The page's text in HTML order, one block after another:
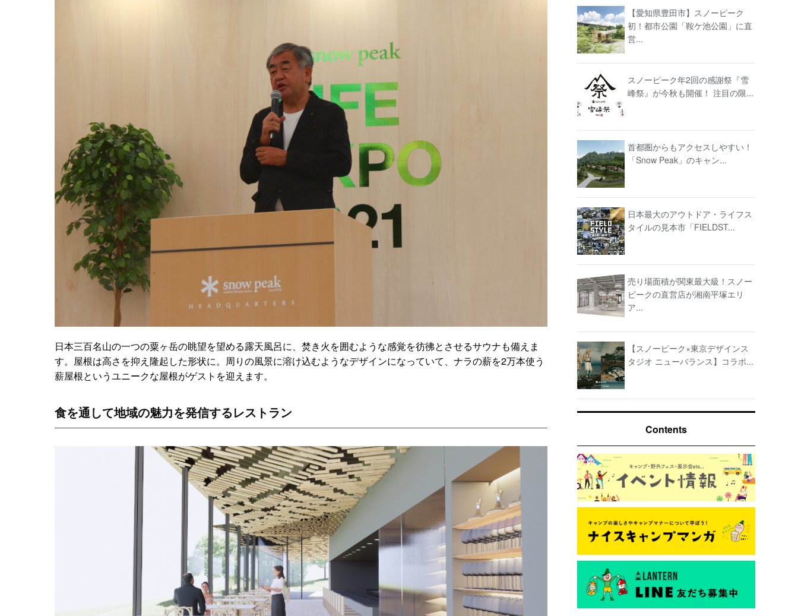
日本三百名山の一つの粟ヶ岳の眺望を望める露天風呂に、焚き火を囲むような感覚を彷彿とさせるサウナも備えま
す。屋根は高さを抑え隆起した形状に。周りの風景に溶け込むようなデザインになっていて、ナラの薪を2万本使う
薪屋根というユニークな屋根がゲストを迎えます。
食を通して地域の魅力を発信するレストラン
【愛知県豊田市】スノーピーク
初！都市公園「鞍ケ池公園」に直
営...
スノーピーク年2回の感謝祭『雪
峰祭』が今秋も開催！ 注目の限...
首都圏からもアクセスしやすい！
「Snow Peak」のキャン...
日本最大のアウトドア・ライフス
タイルの見本市「FIELDST...
売り場面積が関東最大級！スノー
ピークの直営店が湘南平塚エリ
ア...
【スノーピーク×東京デザインス
タジオ ニューバランス】コラボ...
Contents